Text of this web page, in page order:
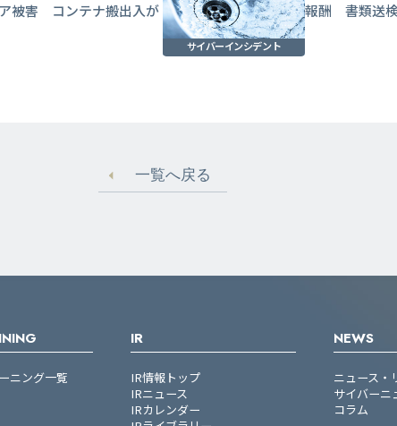
被害 コンテナ搬出入が
サイバーインシデント
報酬 書類送
一覧へ戻る
ニング一覧
IR
IR情報トップ
IRニュース
IRカレンダー
NEWS
ニュース・
サイバーニ
コラム